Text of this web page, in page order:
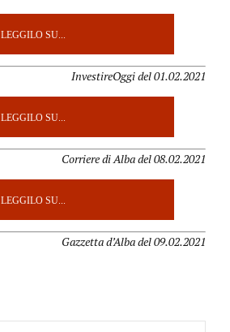
LEGGILO SU...
InvestireOggi del 01.02.2021
LEGGILO SU...
Corriere di Alba del 08.02.2021
LEGGILO SU...
Gazzetta d’Alba del 09.02.2021